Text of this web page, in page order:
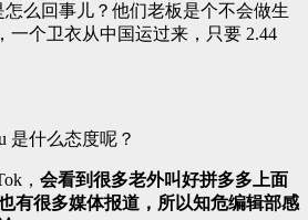
怎么回事儿？他们老板是个不会做生
一个卫衣从中国运过来，只要 2.44
是什么态度呢？
， 会看到很多老外叫好拼多多上面
有很多媒体报道，所以知危编辑部感